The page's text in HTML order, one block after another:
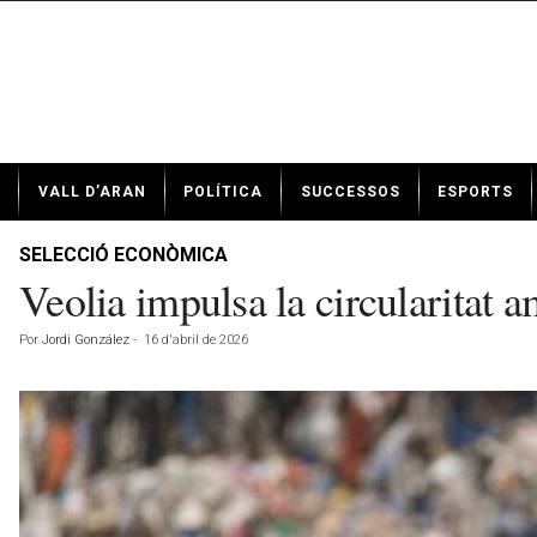
t
VALL D’ARAN POLÍTICA SUCCESSOS ESPORTS
SELECCIÓ ECONÒMICA
Veolia impulsa la circularitat
Por Jordi González - 16 d'abril de 2026